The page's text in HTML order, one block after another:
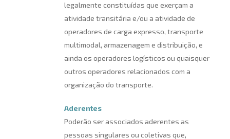
legalmente constituídas que exerçam a
atividade transitária e/ou a atividade de
operadores de carga expresso, transporte
multimodal, armazenagem e distribuição, e
ainda os operadores logísticos ou quaisquer
outros operadores relacionados com a
organização do transporte.
Aderentes
Poderão ser associados aderentes as
pessoas singulares ou coletivas que,